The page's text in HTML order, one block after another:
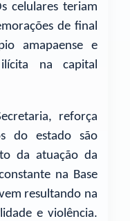
celulares teriam
de final
amapaense e
na capital
reforça
do estado são
da atuação da
na Base
resultando na
e violência.